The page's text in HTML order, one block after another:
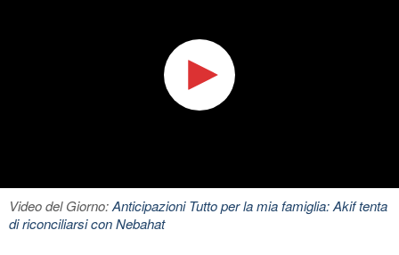
Video del Giorno:Anticipazioni Tutto per la mia famiglia: Akif tenta
di riconciliarsi con Nebahat